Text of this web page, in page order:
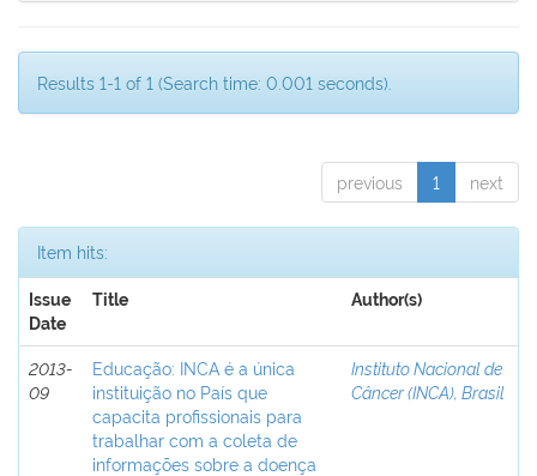
Results 1-1 of 1 (Search time: 0.001 seconds).
previous 1 next
Item hits:
Issue
Date
Title Author(s)
2013-
09
Educação: INCA é a única
instituição no País que
capacita profissionais para
trabalhar com a coleta de
informações sobre a doença
Instituto Nacional de
Câncer (INCA), Brasil